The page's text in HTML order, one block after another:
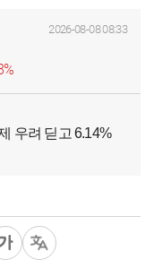
2026-08-08 08:33
우려 딛고 6.14%